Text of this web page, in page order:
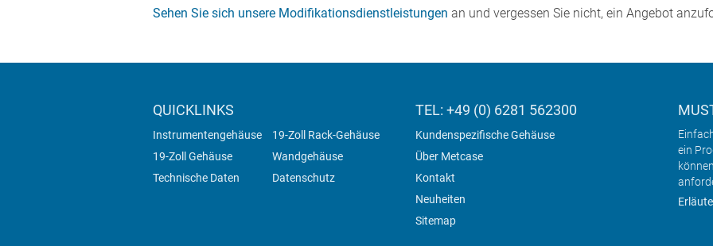
Sehen Sie sich unsere Modifikationsdienstleistungen an und vergessen Sie nicht, ein Angebot
QUICKLINKS
Instrumentengehäuse
19-Zoll Rack-Gehäuse
19-Zoll Gehäuse
Wandgehäuse
Technische Daten
Datenschutz
TEL: +49 (0) 6281 562300
Kundenspezifische Gehäuse
Über Metcase
Kontakt
Neuheiten
Sitemap
ein